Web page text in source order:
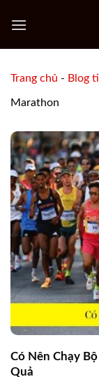
Trang chủ - Blog
Marathon
Có Nên Chạy
Quả